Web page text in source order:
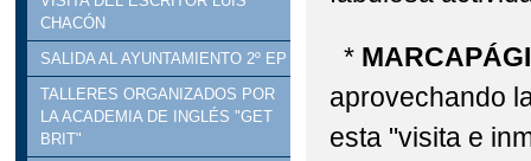
CHACÓN
SALIDA AL AYUNTAMIENTO 2º EP
TALLERES ORGANIZADOS POR
LA ACADEMIA DE INGLÉS "GET
BRIT"
*
aprovechando
esta "visita e